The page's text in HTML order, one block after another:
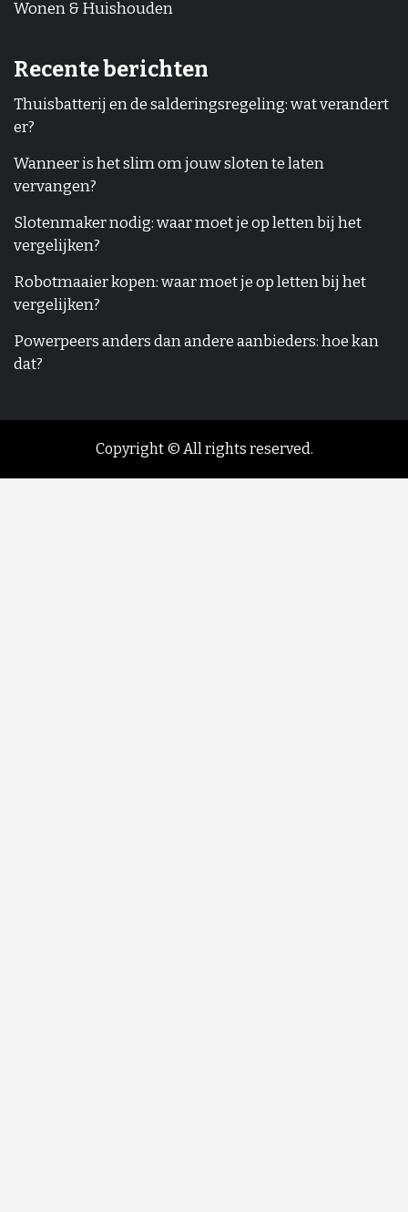
Wonen & Huishouden
Recente berichten
Thuisbatterij en de salderingsregeling: wat verandert
er?
Wanneer is het slim om jouw sloten te laten
vervangen?
Slotenmaker nodig: waar moet je op letten bij het
vergelijken?
Robotmaaier kopen: waar moet je op letten bij het
vergelijken?
Powerpeers anders dan andere aanbieders: hoe kan
dat?
Copyright © All rights reserved.